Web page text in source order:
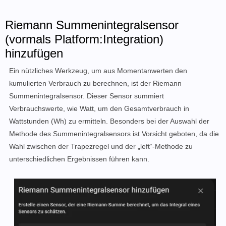
Riemann Summenintegralsensor
(vormals Platform:Integration)
hinzufügen
Ein nützliches Werkzeug, um aus Momentanwerten den
kumulierten Verbrauch zu berechnen, ist der Riemann
Summenintegralsensor. Dieser Sensor summiert
Verbrauchswerte, wie Watt, um den Gesamtverbrauch in
Wattstunden (Wh) zu ermitteln. Besonders bei der Auswahl der
Methode des Summenintegralsensors ist Vorsicht geboten, da die
Wahl zwischen der Trapezregel und der „left“-Methode zu
unterschiedlichen Ergebnissen führen kann.